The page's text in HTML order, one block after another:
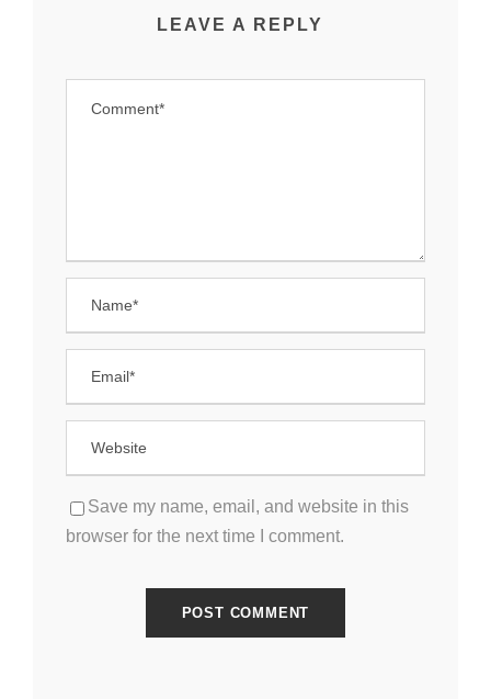
LEAVE A REPLY
Save my name, email, and website in this
browser for the next time I comment.